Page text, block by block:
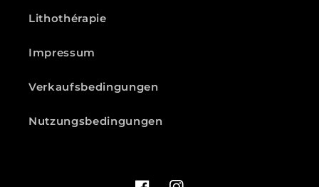
Lithothérapie
Impressum
Verkaufsbedingungen
Nutzungsbedingungen